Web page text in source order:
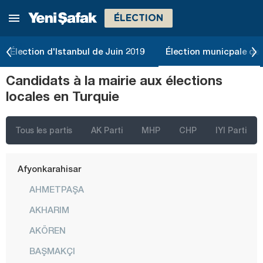
ÉLECTION
Élection d'Istanbul de Juin 2019 Élection municpale de
Candidats à la mairie aux élections
locales en Turquie
Tous les partis AK Parti MHP CHP IYI Parti
Ankara
Izmir
Adıyaman
Afyonkarahisar
AHMETPAŞA
AKHARIM
AKÖREN
BAŞMAKÇI